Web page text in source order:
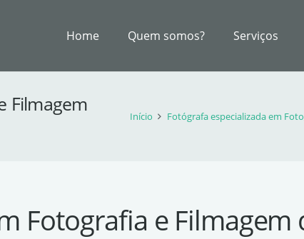
Home Quem somos? Serviços
Filmagem
Início Fotógrafa especializada em
Fotografia e Filmagem